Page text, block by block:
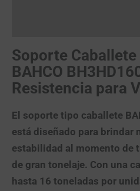
Soporte Caballete
BAHCO
Resistencia para
El soporte tipo caballete
está diseñado para brindar
estabilidad al momento de
de gran tonelaje. Con una
hasta 16 toneladas por